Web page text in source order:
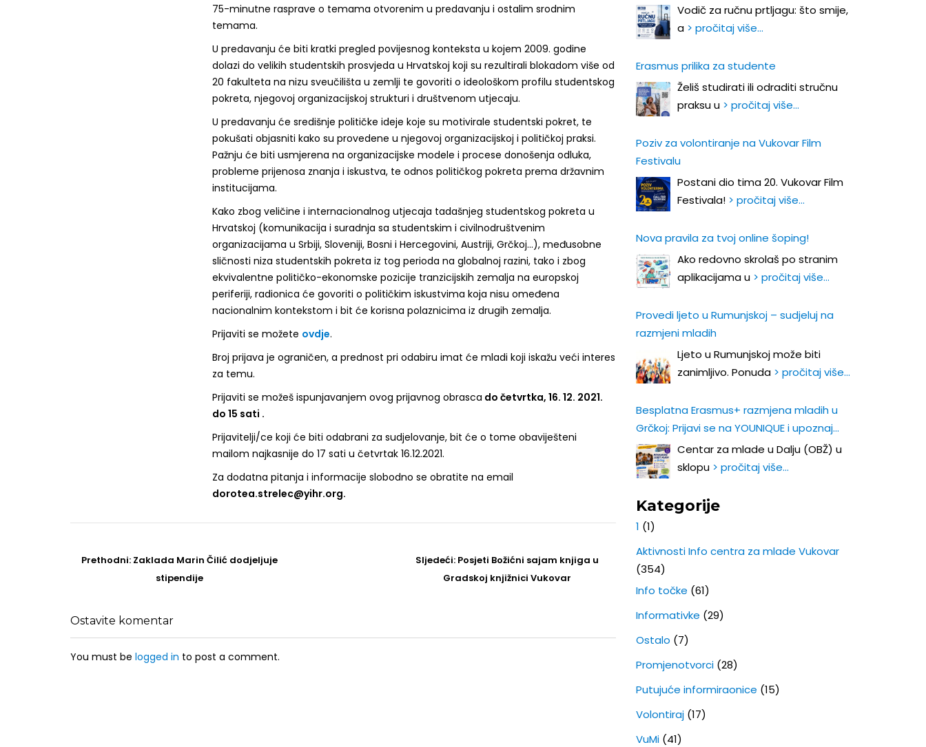
75-minutne rasprave o temama otvorenim u predavanju i ostalim srodnim
temama.
U predavanju će biti kratki pregled povijesnog konteksta u kojem 2009. godine
dolazi do velikih studentskih prosvjeda u Hrvatskoj koji su rezultirali blokadom više od
20 fakulteta na nizu sveučilišta u zemlji te govoriti o ideološkom profilu studentskog
pokreta, njegovoj organizacijskoj strukturi i društvenom utjecaju.
U predavanju će središnje političke ideje koje su motivirale studentski pokret, te
pokušati objasniti kako su provedene u njegovoj organizacijskoj i političkoj praksi.
Pažnju će biti usmjerena na organizacijske modele i procese donošenja odluka,
probleme prijenosa znanja i iskustva, te odnos političkog pokreta prema državnim
institucijama.
Kako zbog veličine i internacionalnog utjecaja tadašnjeg studentskog pokreta u
Hrvatskoj (komunikacija i suradnja sa studentskim i civilnodruštvenim
organizacijama u Srbiji, Sloveniji, Bosni i Hercegovini, Austriji, Grčkoj…), međusobne
sličnosti niza studentskih pokreta iz tog perioda na globalnoj razini, tako i zbog
ekvivalentne političko-ekonomske pozicije tranzicijskih zemalja na europskoj
periferiji, radionica će govoriti o političkim iskustvima koja nisu omeđena
nacionalnim kontekstom i bit će korisna polaznicima iz drugih zemalja.
Prijaviti se možete ovdje.
Broj prijava je ograničen, a prednost pri odabiru imat će mladi koji iskažu veći interes
za temu.
Prijaviti se možeš ispunjavanjem ovog prijavnog obrasca do četvrtka, 16. 12. 2021.
do 15 sati .
Prijavitelji/ce koji će biti odabrani za sudjelovanje, bit će o tome obaviješteni
mailom najkasnije do 17 sati u četvrtak 16.12.2021.
Za dodatna pitanja i informacije slobodno se obratite na email
dorotea.strelec@yihr.org.
navigation
Prethodni: Prethodni
Zaklada Marin Čilić dodjeljuje
stipendije
Sljedeći: Sljedeći
Post
Posjeti Božićni sajam knjiga u
Gradskoj knjižnici Vukovar
Ostavite komentar
You must be logged in to post a comment.
Vodič za ručnu prtljagu: što smije,
a > pročitaj više…
Erasmus prilika za studente
Želiš studirati ili odraditi stručnu
praksu u > pročitaj više…
Poziv za volontiranje na Vukovar Film
Festivalu
Postani dio tima 20. Vukovar Film
Festivala! > pročitaj više…
Nova pravila za tvoj online šoping!
Ako redovno skrolaš po stranim
aplikacijama u > pročitaj više…
Provedi ljeto u Rumunjskoj – sudjeluj na
razmjeni mladih
Ljeto u Rumunjskoj može biti
zanimljivo. Ponuda > pročitaj više…
Besplatna Erasmus+ razmjena mladih u
Grčkoj: Prijavi se na YOUNIQUE i upoznaj
Europu iz prve ruke!
Centar za mlade u Dalju (OBŽ) u
sklopu > pročitaj više…
Kategorije
1 (1)
Aktivnosti Info centra za mlade Vukovar
(354)
Info točke (61)
Informativke (29)
Ostalo (7)
Promjenotvorci(28)
Putujuće informiraonice (15)
Volontiraj(17)
VuMi(41)